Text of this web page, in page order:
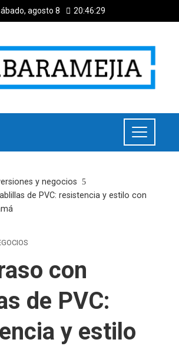
agosto 8 20:46:30
y negocios
de PVC: resistencia y estilo con
con
de PVC:
y estilo